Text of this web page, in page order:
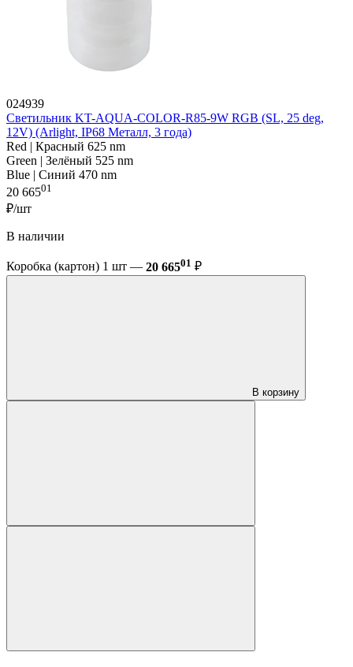
024939
Светильник KT-AQUA-COLOR-R85-9W RGB (SL, 25 deg,
12V) (Arlight, IP68 Металл, 3 года)
Red | Красный 625 nm
Green | Зелёный 525 nm
Blue | Синий 470 nm
20 66501
₽/шт
В наличии
Коробка (картон) 1 шт — 20 66501 ₽
В корзину